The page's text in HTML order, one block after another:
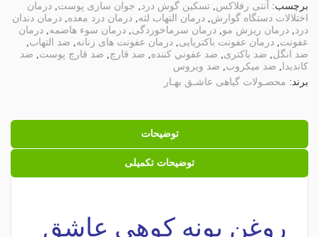
برچسب:
آنتی رفلاکس, تسکین گوش درد, جوان سازی پوست, درمان
اختلالات دستگاه گوارش, درمان التهاب لثه, درمان درد معده, درمان دندان
درد, درمان ریزش مو, درمان سرماخوردگی, درمان سوء هاضمه, درمان
عفونت, درمان عفونت باکتریایی, درمان عفونت های زنانه, ضد التهاب,
ضد انگل, ضد باکتری, ضد عفوني کننده, ضد قارچ, ضد قارچ پوست, ضد
کاندیدا , ضد میکروب, ضد ویروس
برند: محصـولات گیاهی عاشـق بهـار
توضیحات
توضیحات تکمیلی
روغن پونه کوهی عاشق